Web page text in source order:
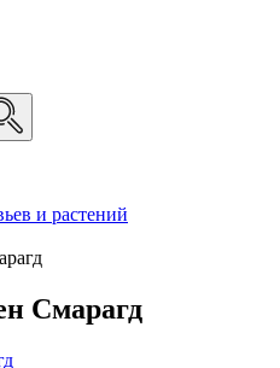
и растений
Смарагд